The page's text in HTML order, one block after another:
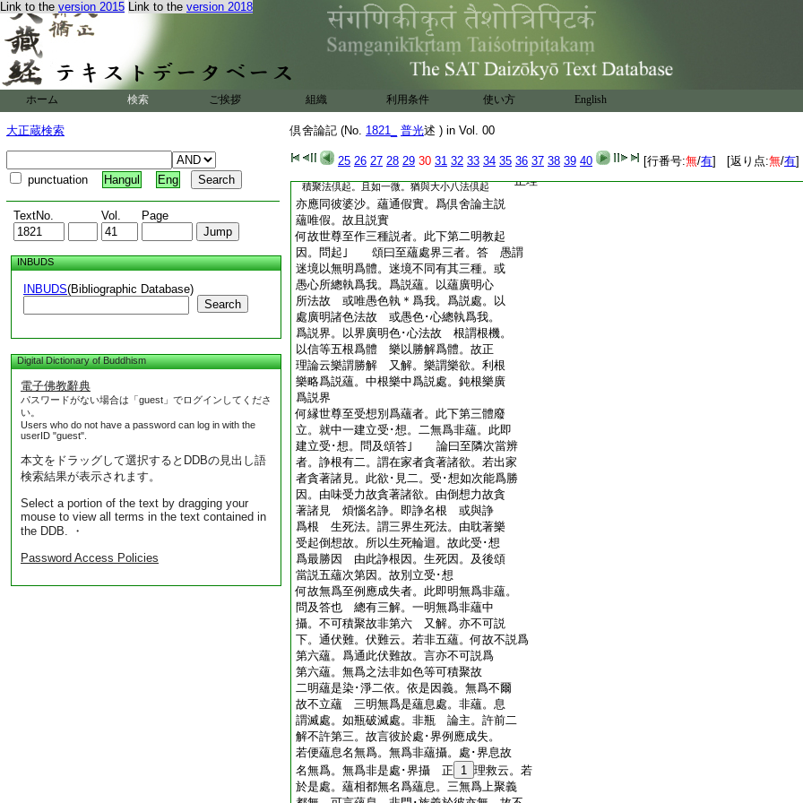
Link to the version 2015 Link to the version 2018
ホーム 検索 ご挨拶 組織 利用条件 使い方 English
大正蔵検索
punctuation Hangul Eng
TextNo. Vol. Page
INBUDS
INBUDS(Bibliographic Database)
Search
Digital Dictionary of Buddhism
電子佛教辭典
パスワードがない場合は「guest」でログインしてくださ
い。
Users who do not have a password can log in with the
userID "guest".
本文をドラッグして選択するとDDBの見出し語
検索結果が表示されます。
Select a portion of the text by dragging your
mouse to view all terms in the text contained in
the DDB. ・
Password Access Policies
倶舍論記 (No. 1821_ 普光述 ) in Vol. 00
25 26 27 28 29 30 31 32 33 34 35 36 37 38 39 40 [行番号:無/有] [返り点:無/有]
聚非實故
14
解云聚之義故名＊爲聚義。
依主釋。聚假。義實。聚義是蘊
又云。
又一極微三世等攝。以慧分析略爲一聚。蘊
雖即聚而實義成。餘法亦＊然。故蘊非假
解云此一極微有三世･遠･近等
義故名爲聚。即聚名義。持業釋
一別起法中亦説蘊故 16 蘊定非假。如説倶
生受名受蘊想名想蘊。餘説如經。於一切
時和合生故。蘊雖各別而聚義成
蘊等一一。
積聚法倶起。且如一微。猶與大小八法倶起
正理
亦應同彼婆沙。蘊通假實。爲倶舍論主説
蘊唯假。故且説實
何故世尊至作三種説者。此下第二明教起
因。問起｣ 頌曰至蘊處界三者。答 愚謂
迷境以無明爲體。迷境不同有其三種。或
愚心所總執爲我。爲説蘊。以蘊廣明心
所法故 或唯愚色執＊爲我。爲説處。以
處廣明諸色法故 或愚色･心總執爲我。
爲説界。以界廣明色･心法故 根謂根機。
以信等五根爲體 樂以勝解爲體。故正
理論云樂謂勝解 又解。樂謂樂欲。利根
樂略爲説蘊。中根樂中爲説處。鈍根樂廣
爲説界
何縁世尊至受想別爲蘊者。此下第三體廢
立。就中一建立受･想。二無爲非蘊。此即
建立受･想。問及頌答｣ 論曰至隣次當辨
者。諍根有二。謂在家者貪著諸欲。若出家
者貪著諸見。此欲･見二。受･想如次能爲勝
因。由味受力故貪著諸欲。由倒想力故貪
著諸見 煩惱名諍。即諍名根 或與諍
爲根 生死法。謂三界生死法。由耽著樂
受起倒想故。所以生死輪迴。故此受･想
爲最勝因 由此諍根因。生死因。及後頌
當説五蘊次第因。故別立受･想
何故無爲至例應成失者。此即明無爲非蘊。
問及答也 總有三解。一明無爲非蘊中
攝。不可積聚故非第六 又解。亦不可説
下。通伏難。伏難云。若非五蘊。何故不説爲
第六蘊。爲通此伏難故。言亦不可説爲
第六蘊。無爲之法非如色等可積聚故
二明蘊是染･淨二依。依是因義。無爲不爾
故不立蘊 三明無爲是蘊息處。非蘊。息
謂滅處。如瓶破滅處。非瓶 論主。許前二
解不許第三。故言彼於處･界例應成失。
若便蘊息名無爲。無爲非蘊攝。處･界息故
名無爲。無爲非是處･界攝 正
1 理救云。若
於是處。蘊相都無名爲蘊息。三無爲上聚義